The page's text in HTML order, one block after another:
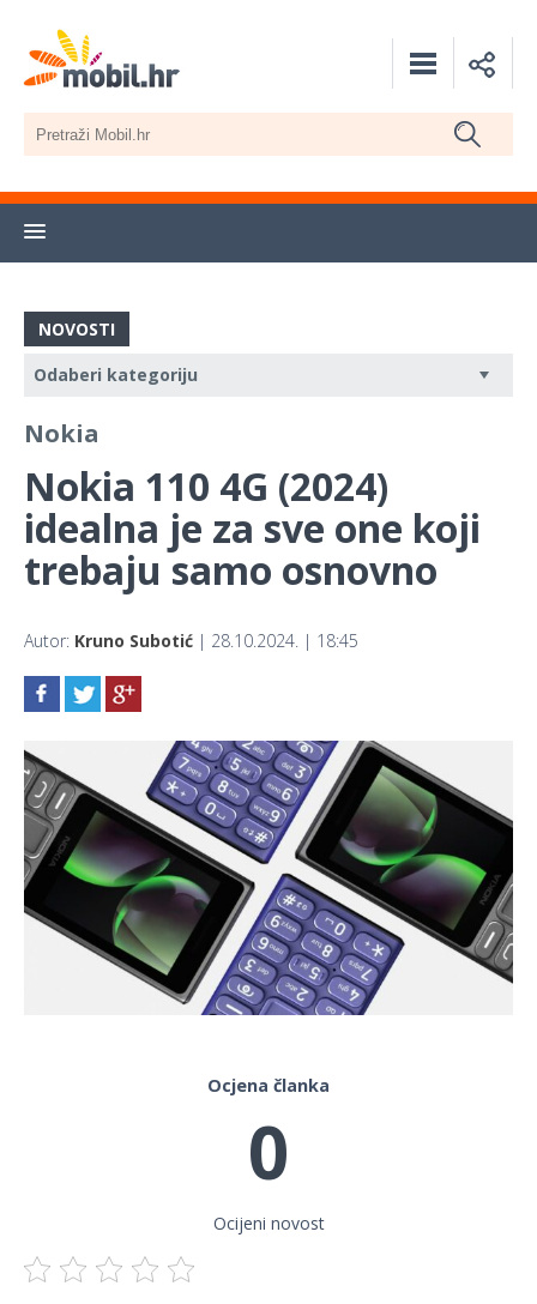
NOVOSTI
Nokia
Nokia 110 4G (2024)
idealna je za sve one koji
trebaju samo osnovno
Autor: Kruno Subotić | 28.10.2024. | 18:45
Ocjena članka
0
Ocijeni novost